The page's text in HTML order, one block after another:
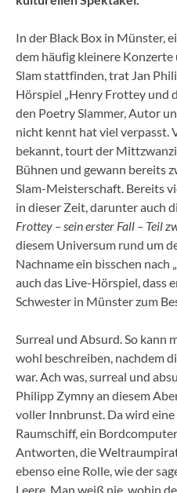
In der Black Box in Münster,
dem häufig kleinere
Slam stattfinden, trat Jan
Hörspiel „Henry Frottey und
den Poetry Slammer, Autor
nicht kennt hat viel verpasst.
bekannt, tourt der
Bühnen und gewann bereits
Slam-Meisterschaft. Bereits
in dieser Zeit, darunter auch
Frottey – sein erster Fall – Teil
diesem Universum rund um
Nachname ein bisschen nach
auch das Live-Hörspiel, dass
Schwester in Münster zum
Surreal und Absurd. So kann
wohl beschreiben, nachdem
war. Ach was, surreal und
Philipp Zymny an diesem
voller Innbrunst. Da wird eine
Raumschiff, ein
Antworten, die
ebenso eine Rolle, wie der
Leere. Man weiß nie, wohin